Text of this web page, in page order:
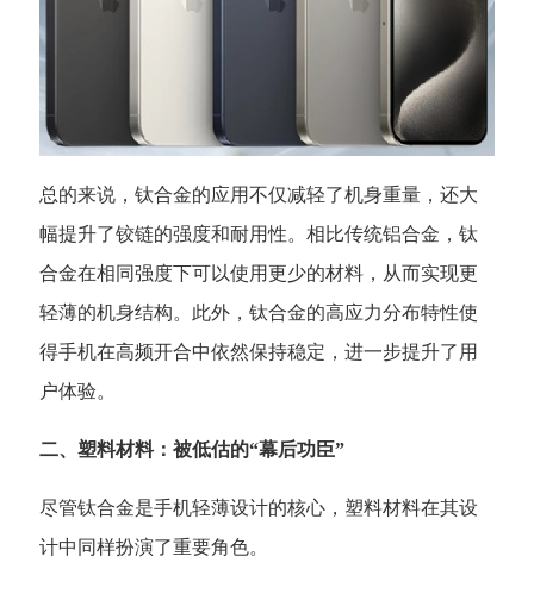
总的来说，钛合金的应用不仅减轻了机身重量，还大
幅提升了铰链的强度和耐用性。相比传统铝合金，钛
合金在相同强度下可以使用更少的材料，从而实现更
轻薄的机身结构。此外，钛合金的高应力分布特性使
得手机在高频开合中依然保持稳定，进一步提升了用
户体验。
二、塑料材料：被低估的“幕后功臣”
尽管钛合金是手机轻薄设计的核心，塑料材料在其设
计中同样扮演了重要角色。